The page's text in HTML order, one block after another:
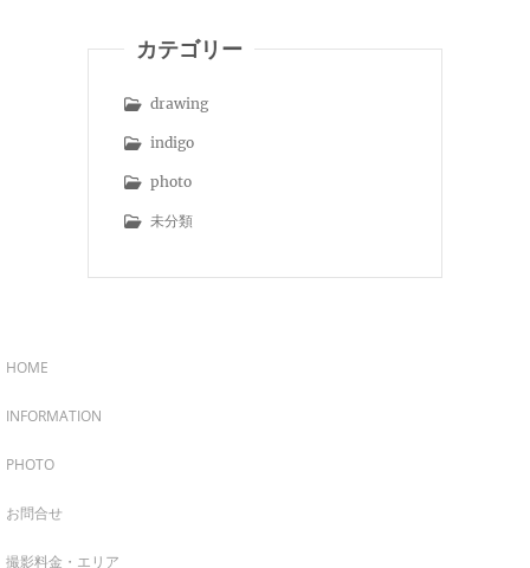
カテゴリー
drawing
indigo
photo
未分類
HOME
INFORMATION
PHOTO
お問合せ
撮影料金・エリア